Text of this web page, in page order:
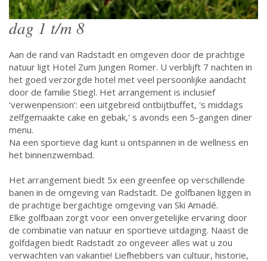
dag 1 t/m 8
Aan de rand van Radstadt en omgeven door de prachtige
natuur ligt Hotel Zum Jungen Romer. U verblijft 7 nachten in
het goed verzorgde hotel met veel persoonlijke aandacht
door de familie Stiegl. Het arrangement is inclusief
‘verwenpension’: een uitgebreid ontbijtbuffet, 's middags
zelfgemaakte cake en gebak,' s avonds een 5-gangen diner
menu.
Na een sportieve dag kunt u ontspannen in de wellness en
het binnenzwembad.
Het arrangement biedt 5x een greenfee op verschillende
banen in de omgeving van Radstadt. De golfbanen liggen in
de prachtige bergachtige omgeving van Ski Amadé.
Elke golfbaan zorgt voor een onvergetelijke ervaring door
de combinatie van natuur en sportieve uitdaging. Naast de
golfdagen biedt Radstadt zo ongeveer alles wat u zou
verwachten van vakantie! Liefhebbers van cultuur, historie,